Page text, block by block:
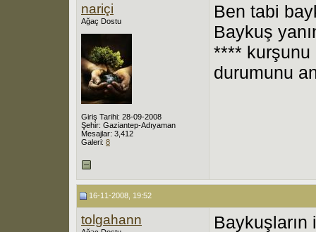
nariçi
Ağaç Dostu
Giriş Tarihi: 28-09-2008
Şehir: Gaziantep-Adıyaman
Mesajlar: 3,412
Galeri: 8
Ben tabi
Baykuş
**** kurşunu
durumunu
16-11-2008, 19:52
tolgahann